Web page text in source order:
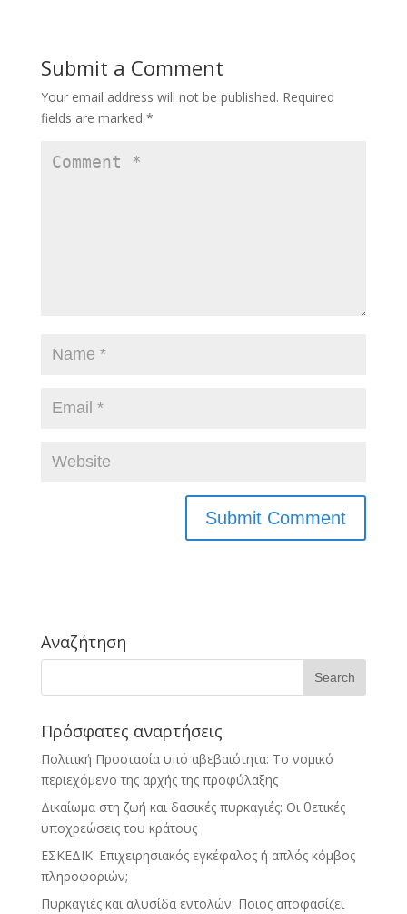
Submit a Comment
Your email address will not be published. Required
fields are marked *
Αναζήτηση
Πρόσφατες αναρτήσεις
Πολιτική Προστασία υπό αβεβαιότητα: Το νομικό
περιεχόμενο της αρχής της προφύλαξης
Δικαίωμα στη ζωή και δασικές πυρκαγιές: Οι θετικές
υποχρεώσεις του κράτους
ΕΣΚΕΔΙΚ: Επιχειρησιακός εγκέφαλος ή απλός κόμβος
πληροφοριών;
Πυρκαγιές και αλυσίδα εντολών: Ποιος αποφασίζει